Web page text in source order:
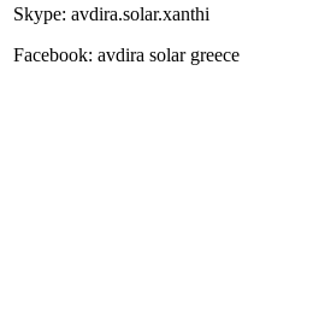
Skype: avdira.solar.xanthi
Facebook: avdira solar greece